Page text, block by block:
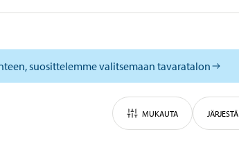
suosittelemme valitsemaan tavaratalon
MUKAUTA JÄRJESTÄ